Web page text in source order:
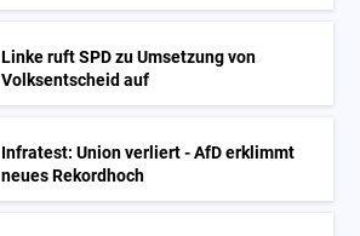
Linke ruft SPD zu Umsetzung von
Volksentscheid auf
Infratest: Union verliert - AfD erklimmt
neues Rekordhoch